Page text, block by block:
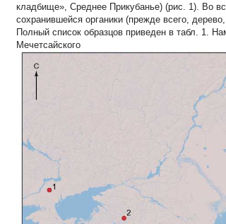
кладбище», Среднее Прикубанье) (рис. 1). Во
сохранившейся органики (прежде всего,
Полный список образцов приведен в табл. 1.
Мечетсайского